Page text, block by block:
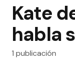
Kate
habla
1 publicación